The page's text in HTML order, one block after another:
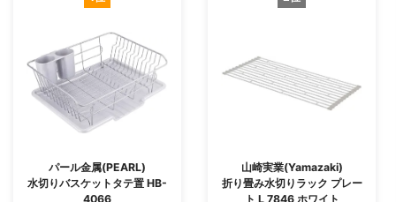
パール金属(PEARL)
水切りバスケットタテ置 HB-
4066
山崎実業(Yamazaki)
折り畳み水切りラック プレー
ト L 7846 ホワイト